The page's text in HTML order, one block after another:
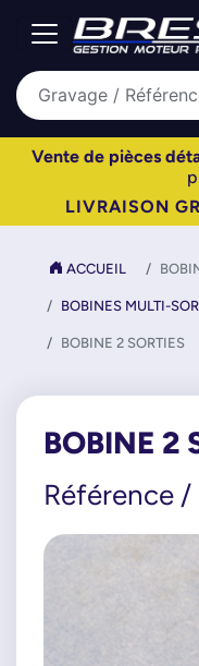
Vente de pièces
LIVRAISON
ACCUEIL
BOBINES MULTI-
BOBINE 2 SORTIES
BOBINE 2
Référence /